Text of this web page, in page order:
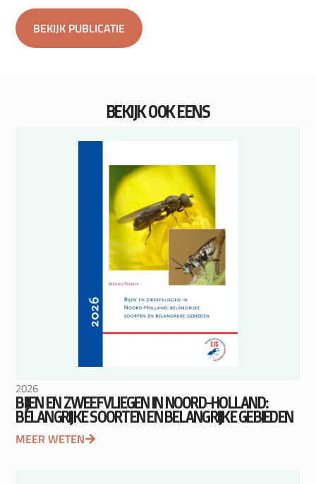
BEKIJK PUBLICATIE
BEKIJK OOK EENS
2026
BIJEN EN ZWEEFVLIEGEN IN NOORD-HOLLAND:
BELANGRIJKE SOORTEN EN BELANGRIJKE GEBIEDEN
MEER WETEN